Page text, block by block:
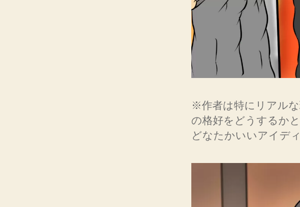
※作者は特にリアル
の格好をどうするか
どなたかいいアイデ